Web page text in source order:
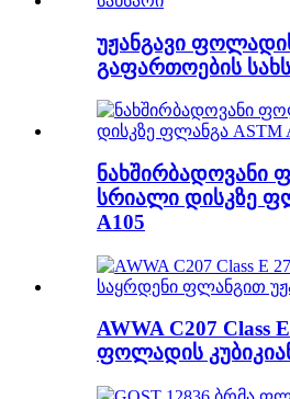
უჟანგავი
გაფართოების
ნახშირბადოვანი
სრიალი დისკზე
A105
AWWA C207 Class
ფოლადის